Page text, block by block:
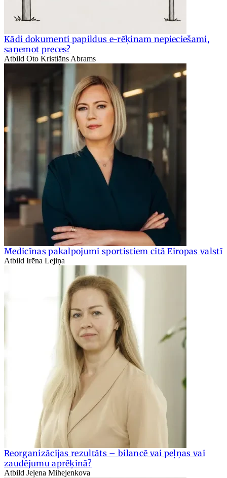
Kādi dokumenti papildus e-rēķinam nepieciešami,
saņemot preces?
Atbild Oto Kristiāns Abrams
Medicīnas pakalpojumi sportistiem citā Eiropas valstī
Atbild Irēna Lejiņa
Reorganizācijas rezultāts – bilancē vai peļņas vai
zaudējumu aprēķinā?
Atbild Jeļena Mihejenkova